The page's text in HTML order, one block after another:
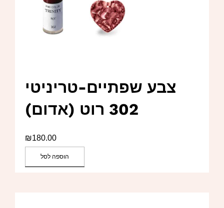
צבע שפתיים-טריניטי
302 רוט (אדום)
₪180.00
הוספה לסל